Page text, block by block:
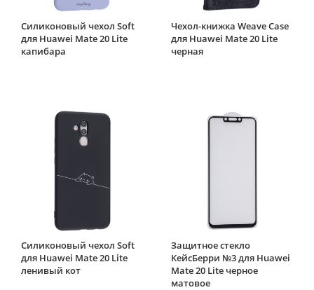
Силиконовый чехол Soft
для Huawei Mate 20 Lite
капибара
Чехол-книжка Weave Case
для Huawei Mate 20 Lite
черная
Силиконовый чехол Soft
для Huawei Mate 20 Lite
ленивый кот
Защитное стекло
КейсБерри №3 для Huawei
Mate 20 Lite черное
матовое